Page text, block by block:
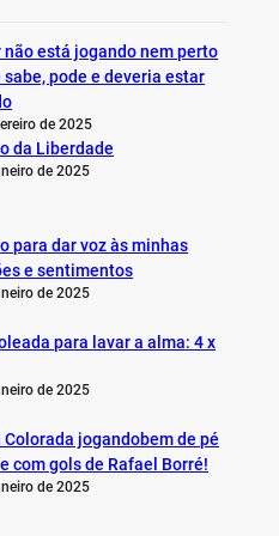
não está jogando nem perto
sabe, pode e deveria estar
de 2025
da Liberdade
de 2025
para dar voz às minhas
e sentimentos
de 2025
para lavar a alma: 4 x
de 2025
jogandobem de pé
com gols de Rafael Borré!
de 2025